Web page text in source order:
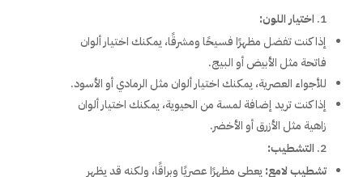
اختيار اللون:
إذا كنت تفضل مظهرًا فسيحًا ومشرقًا، يمكنك اختيار ألوان
فاتحة مثل الأبيض أو البيج.
للأجواء العصرية، يمكنك اختيار ألوان مثل الرمادي أو الأسود.
إذا كنت تريد إضافة لمسة من الحيوية، يمكنك اختيار ألوان
زاهية مثل الأزرق أو الأخضر.
التشطيب:
تشطيب لامع: يعطي مظهرًا عصريًا وبراقًا، ولكنه قد يظهر